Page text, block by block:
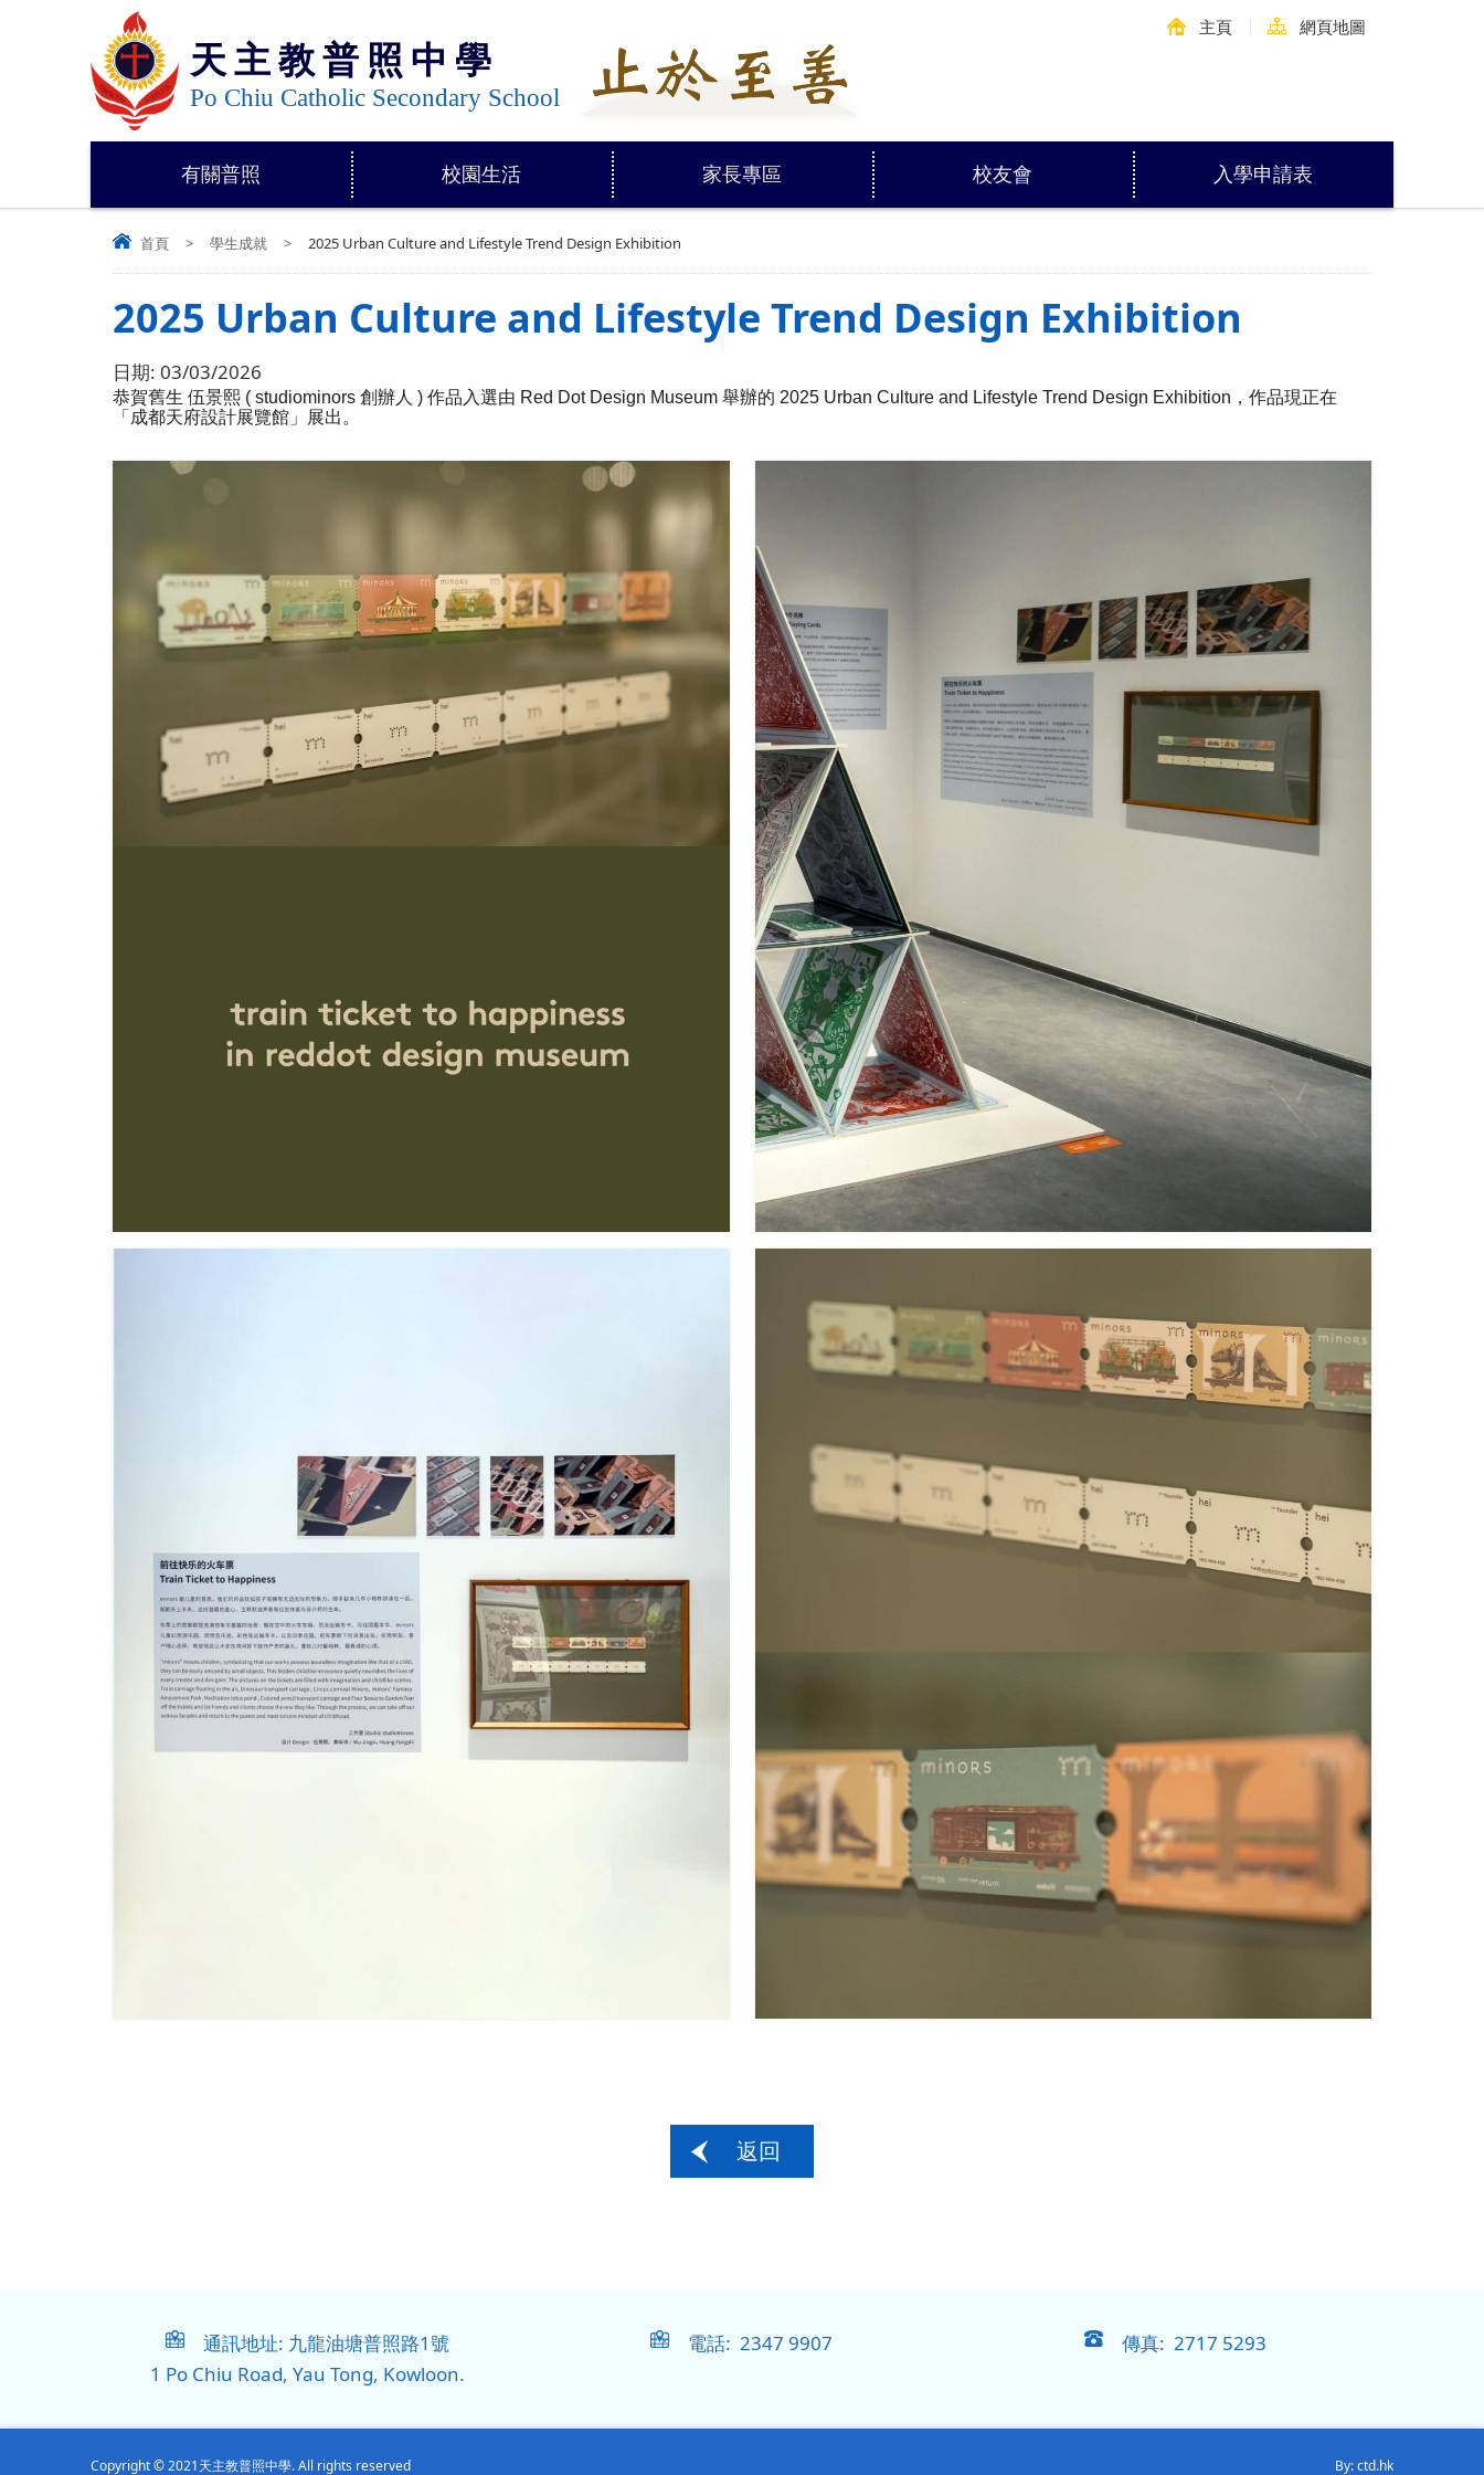
天主教普照中學
Po Chiu Catholic Secondary School
主頁 網頁地圖
有關普照 校園生活 家長專區 校友會 入學申請表
首頁 > 學生成就 > 2025 Urban Culture and Lifestyle Trend Design Exhibition
2025 Urban Culture and Lifestyle Trend Design Exhibition
日期: 03/03/2026
恭賀舊生 伍景熙 ( studiominors 創辦人 ) 作品入選由 Red Dot Design Museum 舉辦的 2025 Urban Culture and Lifestyle Trend Design Exhibition，作品現正在
「成都天府設計展覽館」展出。
返回
通訊地址: 九龍油塘普照路1號
1 Po Chiu Road, Yau Tong, Kowloon.
電話: 2347 9907 傳真: 2717 5293
Copyright © 2021天主教普照中學. All rights reserved By: ctd.hk